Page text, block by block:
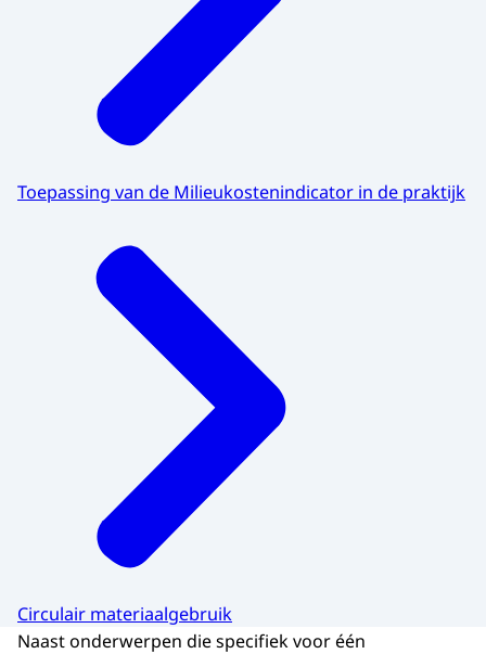
Toepassing van de Milieukostenindicator in de praktijk
Circulair materiaalgebruik
Naast onderwerpen die specifiek voor één